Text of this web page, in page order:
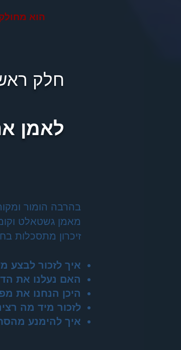
הוא
חלק
לאמן
בהרבה הומור
מאמן גשטאלט
זיכרון מתסכלות
איך לזכור לבצע
האם נעלנו את
היכן הנחנו את
לזכור מיד מה
איך להימנע